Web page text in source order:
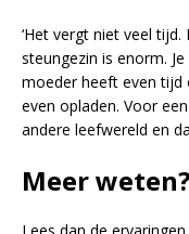
‘Het vergt niet veel
steungezin is enorm.
moeder heeft even tijd
even opladen. Voor
andere leefwereld en
Meer weten?